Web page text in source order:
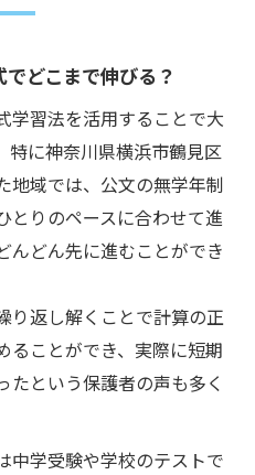
どこまで伸びる？
学習法を活用することで大
特に神奈川県横浜市鶴見区
地域では、公文の無学年制
とりのペースに合わせて進
んどん先に進むことができ
り返し解くことで計算の正
ることができ、実際に短期
たという保護者の声も多く
中学受験や学校のテストで